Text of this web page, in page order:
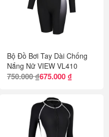
Bộ Đồ Bơi Tay Dài Chống
Nắng Nữ VIEW VL410
750.000 ₫675.000 ₫